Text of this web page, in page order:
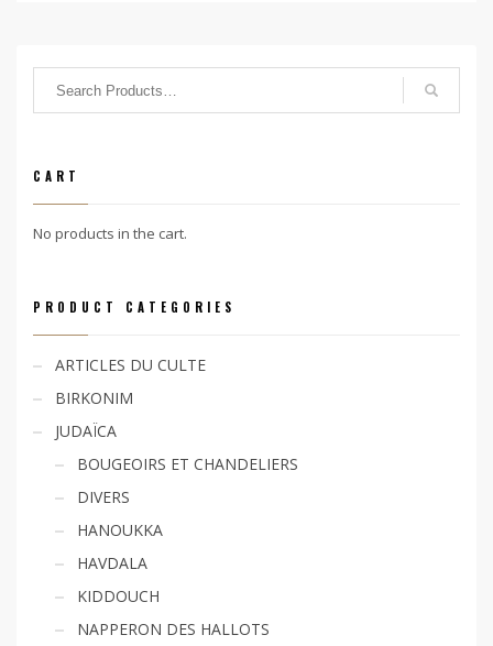
CART
No products in the cart.
PRODUCT CATEGORIES
ARTICLES DU CULTE
BIRKONIM
JUDAÏCA
BOUGEOIRS ET CHANDELIERS
DIVERS
HANOUKKA
HAVDALA
KIDDOUCH
NAPPERON DES HALLOTS